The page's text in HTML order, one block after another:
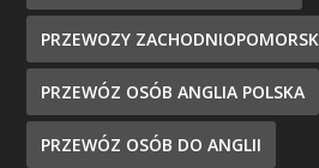
PRZEWOZY
PRZEWÓZ OSÓB ANGLIA POLSKA
PRZEWÓZ OSÓB DO ANGLII